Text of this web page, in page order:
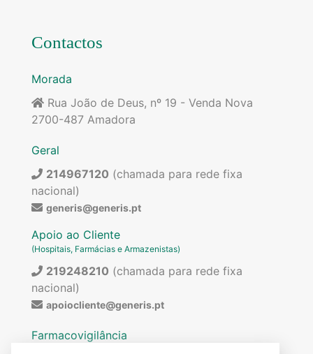
Contactos
Morada
Rua João de Deus, nº 19 - Venda Nova
2700-487 Amadora
Geral
214967120 (chamada para rede fixa
nacional)
generis@generis.pt
Apoio ao Cliente
(Hospitais, Farmácias e Armazenistas)
219248210 (chamada para rede fixa
nacional)
apoiocliente@generis.pt
Farmacovigilância